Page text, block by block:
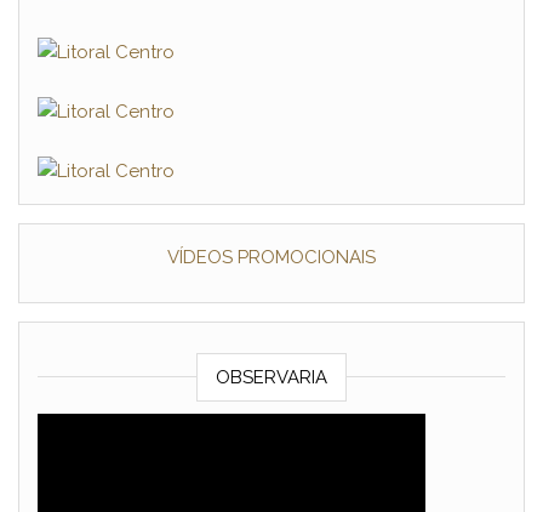
VÍDEOS PROMOCIONAIS
OBSERVARIA